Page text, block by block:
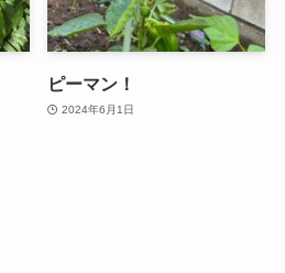
ピーマン！
2024年6月1日